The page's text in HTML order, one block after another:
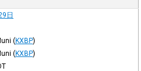
日
(KXBP)
(KXBP)